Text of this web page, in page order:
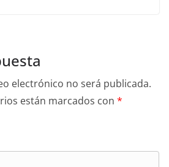
electrónico no será publicada.
están marcados con *